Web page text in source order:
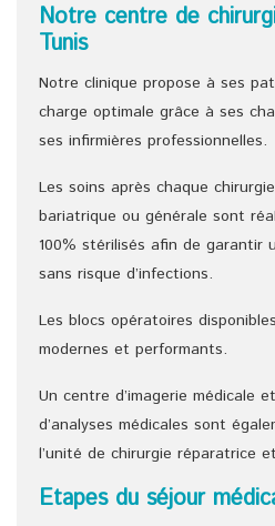
Notre centre de
Tunis
Notre clinique propose à ses
charge optimale grâce à ses
ses infirmières professionnelles.
Les soins après chaque
bariatrique ou générale sont
100% stérilisés afin de garantir
sans risque d’infections.
Les blocs opératoires
modernes et performants.
Un centre d’imagerie médicale
d’analyses médicales sont
l’unité de chirurgie réparatrice
Etapes du séjour